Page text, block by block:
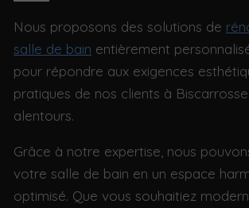
Nous proposons des solutions de
salle de bain entièrement
pour répondre aux exigences
pratiques de nos clients à
alentours.
Grâce à notre expertise, nous
votre salle de bain en un espace
optimisé. Que vous souhaitiez